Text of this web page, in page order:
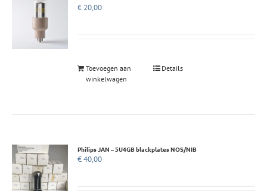
€ 20,00
Toevoegen aan
winkelwagen
Details
Philips JAN – 5U4GB blackplates NOS/NIB
€40,00